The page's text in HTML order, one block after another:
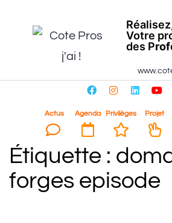
Votre
des P
Actus Agenda Privilèges Projet
Étiquette :
forges episode